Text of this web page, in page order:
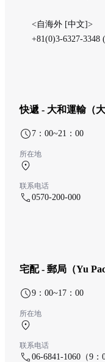
<自海外 [中文]>
+81(0)3-6327-3348
快遞 - 大和運輸（
7：00~21：00
所在地
联系电话
0570-200-000
宅配 - 郵局（Yu
9：00~17：00
所在地
联系电话
06-6841-1060（9：